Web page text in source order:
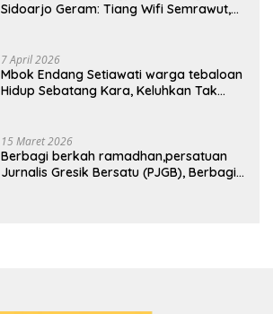
Sidoarjo Geram: Tiang Wifi Semrawut,
7 April 2026
Mbok Endang Setiawati warga tebaloan
Hidup Sebatang Kara, Keluhkan Tak
15 Maret 2026
Berbagi berkah ramadhan,persatuan
Jurnalis Gresik Bersatu (PJGB), Berbagi